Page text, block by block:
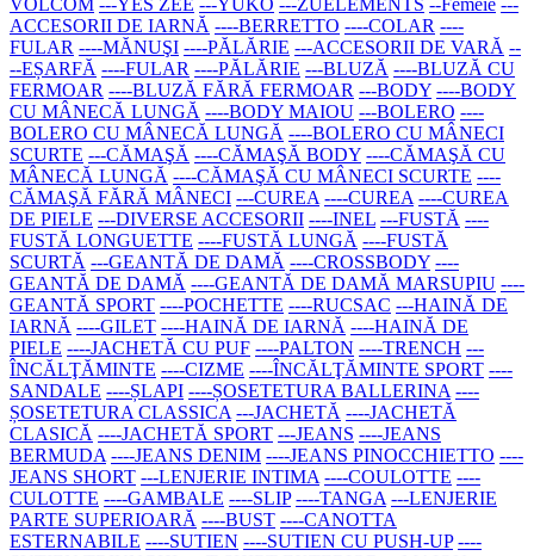
ACCESORII DE IARNĂ ----BERRETTO ----COLAR ----
FULAR ----MĂNUŞI ----PĂLĂRIE ---ACCESORII DE VARĂ --
--EȘARFĂ ----FULAR ----PĂLĂRIE ---BLUZĂ ----BLUZĂ CU
FERMOAR ----BLUZĂ FĂRĂ FERMOAR ---BODY ----BODY
CU MÂNECĂ LUNGĂ ----BODY MAIOU ---BOLERO ----
BOLERO CU MÂNECĂ LUNGĂ ----BOLERO CU MÂNECI
SCURTE ---CĂMAŞĂ ----CĂMAŞĂ BODY ----CĂMAŞĂ CU
MÂNECĂ LUNGĂ ----CĂMAŞĂ CU MÂNECI SCURTE ----
CĂMAŞĂ FĂRĂ MÂNECI ---CUREA ----CUREA ----CUREA
DE PIELE ---DIVERSE ACCESORII ----INEL ---FUSTĂ ----
FUSTĂ LONGUETTE ----FUSTĂ LUNGĂ ----FUSTĂ
SCURTĂ ---GEANTĂ DE DAMĂ ----CROSSBODY ----
GEANTĂ DE DAMĂ ----GEANTĂ DE DAMĂ MARSUPIU ----
GEANTĂ SPORT ----POCHETTE ----RUCSAC ---HAINĂ DE
IARNĂ ----GILET ----HAINĂ DE IARNĂ ----HAINĂ DE
PIELE ----JACHETĂ CU PUF ----PALTON ----TRENCH ---
ÎNCĂLŢĂMINTE ----CIZME ----ÎNCĂLŢĂMINTE SPORT ----
SANDALE ----ȘLAPI ----ȘOSETETURA BALLERINA ----
ȘOSETETURA CLASSICA ---JACHETĂ ----JACHETĂ
CLASICĂ ----JACHETĂ SPORT ---JEANS ----JEANS
BERMUDA ----JEANS DENIM ----JEANS PINOCCHIETTO ----
JEANS SHORT ---LENJERIE INTIMA ----COULOTTE ----
CULOTTE ----GAMBALE ----SLIP ----TANGA ---LENJERIE
PARTE SUPERIOARĂ ----BUST ----CANOTTA
ESTERNABILE ----SUTIEN ----SUTIEN CU PUSH-UP ----